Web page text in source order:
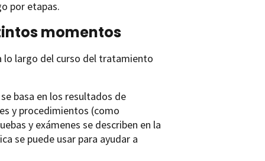
por etapas.
momentos
largo del curso del tratamiento
basa en los resultados de
y procedimientos (como
y exámenes se describen en la
se puede usar para ayudar a